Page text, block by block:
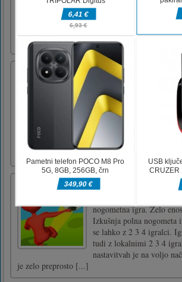
the planet. Intergalactic
but the path to a new
unknown AI with an
to stop humanity on the [...]
Foot Doctor Clinic
HELP! Doctor, I hurt my
painful (T﹏T) ! Could
cure my feet? I know you
medical tools here! Foot
Select adorable patients. ♥
medical tools designed. ♥ Placate patients with
Zabaven nogomet 3D
To je na fiziki temelječa
nogometna igra. Zelo
Izkušnja polna nogometa
se lahko z 2 3 4 igralci.
tudi z lokalnimi 2 3 4
nastavitvah je na voljo
je zelo preprosto [...]